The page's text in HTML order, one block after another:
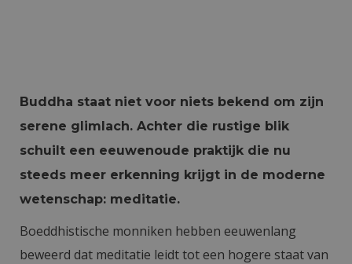
Buddha staat niet voor niets bekend om zijn
serene glimlach. Achter die rustige blik
schuilt een eeuwenoude praktijk die nu
steeds meer erkenning krijgt in de moderne
wetenschap: meditatie.
Boeddhistische monniken hebben eeuwenlang
beweerd dat meditatie leidt tot een hogere staat van